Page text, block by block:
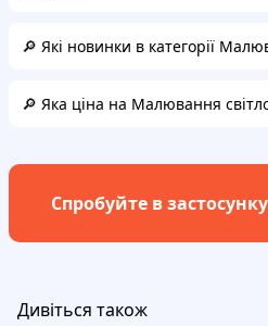
🔎 Які новинки в категорії
🔎 Яка ціна на Малювання
Спробуйте в застосунку
Дивіться також